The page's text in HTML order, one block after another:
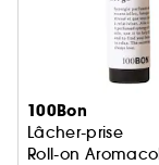
100Bon
Lâcher-prise
Roll-on